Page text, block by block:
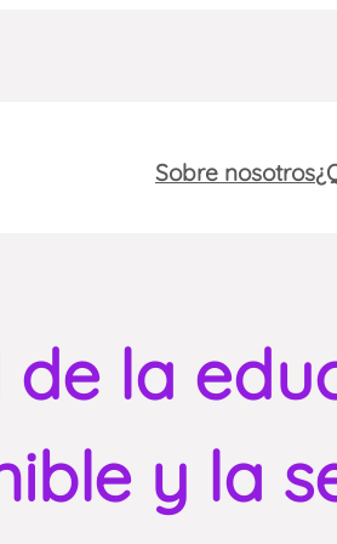
Sobre nosotros
de la
y la